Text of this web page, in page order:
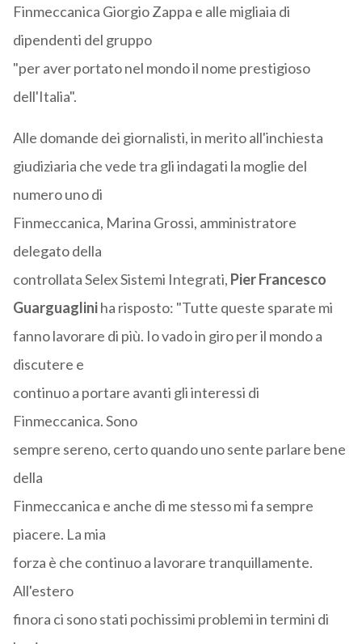
Finmeccanica Giorgio Zappa e alle migliaia di
dipendenti del gruppo
"per aver portato nel mondo il nome prestigioso
dell'Italia".
Alle domande dei giornalisti, in merito all'inchiesta
giudiziaria che vede tra gli indagati la moglie del
numero uno di
Finmeccanica, Marina Grossi, amministratore
delegato della
controllata Selex Sistemi Integrati, Pier Francesco
Guarguagliniha risposto: "Tutte queste sparate mi
fanno lavorare di più. Io vado in giro per il mondo a
discutere e
continuo a portare avanti gli interessi di
Finmeccanica. Sono
sempre sereno, certo quando uno sente parlare bene
della
Finmeccanica e anche di me stesso mi fa sempre
piacere. La mia
forza è che continuo a lavorare tranquillamente.
All'estero
finora ci sono stati pochissimi problemi in termini di